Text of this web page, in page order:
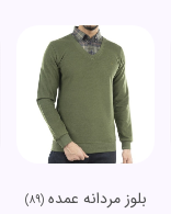
بلوز مردانه عمده(89)